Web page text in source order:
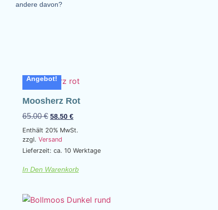
andere davon?
Angebot!
Moosherz Rot
65.00€ 58.50 €
Enthält 20% MwSt.
zzgl. Versand
Lieferzeit: ca. 10 Werktage
In Den Warenkorb